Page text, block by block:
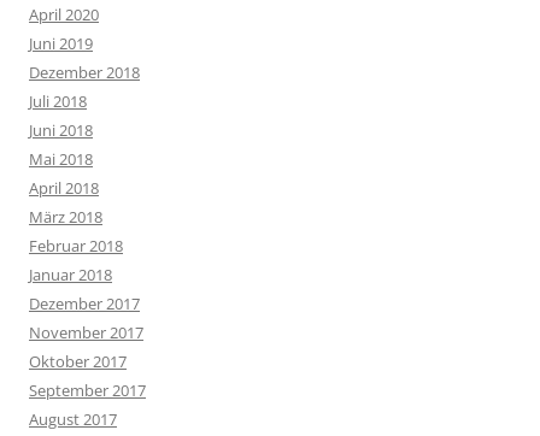
April 2020
Juni 2019
Dezember 2018
Juli 2018
Juni 2018
Mai 2018
April 2018
März 2018
Februar 2018
Januar 2018
Dezember 2017
November 2017
Oktober 2017
September 2017
August 2017